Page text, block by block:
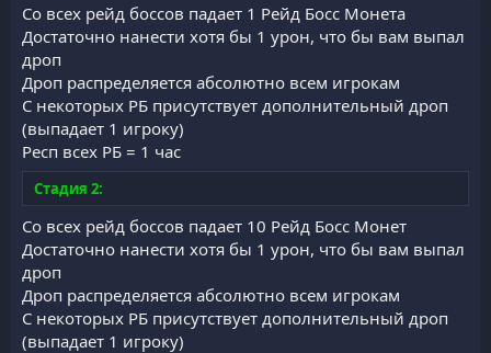
Со всех рейд боссов падает 1 Рейд Босс Монета
Достаточно нанести хотя бы 1 урон, что бы вам выпал
дроп
Дроп распределяется абсолютно всем игрокам
С некоторых РБ присутствует дополнительный дроп
(выпадает 1 игроку)
Респ всех РБ = 1 час
Стадия 2:
Со всех рейд боссов падает 10 Рейд Босс Монет
Достаточно нанести хотя бы 1 урон, что бы вам выпал
дроп
Дроп распределяется абсолютно всем игрокам
С некоторых РБ присутствует дополнительный дроп
(выпадает 1 игроку)